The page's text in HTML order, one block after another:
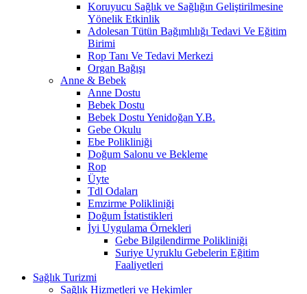
Koruyucu Sağlık ve Sağlığın Geliştirilmesine
Yönelik Etkinlik
Adolesan Tütün Bağımlılığı Tedavi Ve Eğitim
Birimi
Rop Tanı Ve Tedavi Merkezi
Organ Bağışı
Anne & Bebek
Anne Dostu
Bebek Dostu
Bebek Dostu Yenidoğan Y.B.
Gebe Okulu
Ebe Polikliniği
Doğum Salonu ve Bekleme
Rop
Üyte
Tdl Odaları
Emzirme Polikliniği
Doğum İstatistikleri
İyi Uygulama Örnekleri
Gebe Bilgilendirme Polikliniği
Suriye Uyruklu Gebelerin Eğitim
Faaliyetleri
Sağlık Turizmi
Sağlık Hizmetleri ve Hekimler